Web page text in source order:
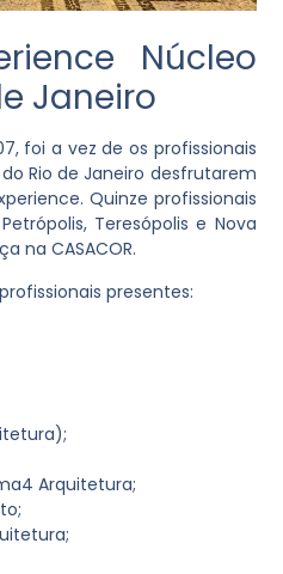
Núcleo
Janeiro
foi a vez de os profissionais
Rio de Janeiro desfrutarem
Quinze profissionais
Teresópolis e Nova
na CASACOR.
presentes:
Arquitetura;